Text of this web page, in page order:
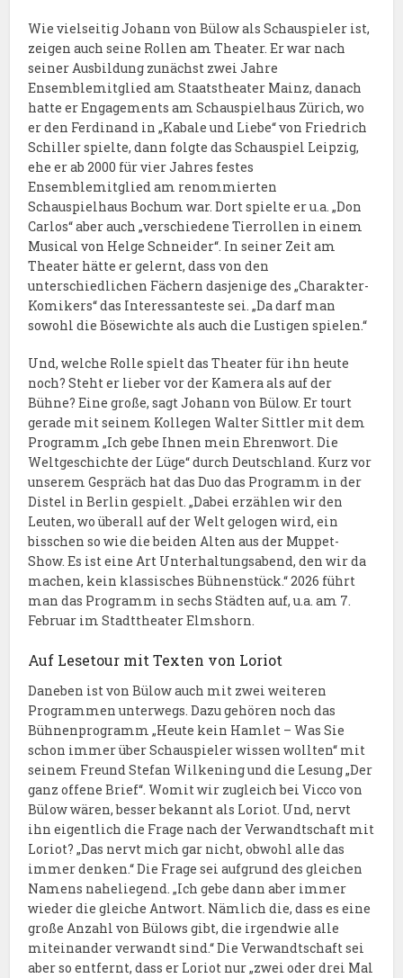
Wie vielseitig Johann von Bülow als Schauspieler ist,
zeigen auch seine Rollen am Theater. Er war nach
seiner Ausbildung zunächst zwei Jahre
Ensemblemitglied am Staatstheater Mainz, danach
hatte er Engagements am Schauspielhaus Zürich, wo
er den Ferdinand in „Kabale und Liebe“ von Friedrich
Schiller spielte, dann folgte das Schauspiel Leipzig,
ehe er ab 2000 für vier Jahres festes
Ensemblemitglied am renommierten
Schauspielhaus Bochum war. Dort spielte er u.a. „Don
Carlos“ aber auch „verschiedene Tierrollen in einem
Musical von Helge Schneider“. In seiner Zeit am
Theater hätte er gelernt, dass von den
unterschiedlichen Fächern dasjenige des „Charakter-
Komikers“ das Interessanteste sei. „Da darf man
sowohl die Bösewichte als auch die Lustigen spielen.“
Und, welche Rolle spielt das Theater für ihn heute
noch? Steht er lieber vor der Kamera als auf der
Bühne? Eine große, sagt Johann von Bülow. Er tourt
gerade mit seinem Kollegen Walter Sittler mit dem
Programm „Ich gebe Ihnen mein Ehrenwort. Die
Weltgeschichte der Lüge“ durch Deutschland. Kurz vor
unserem Gespräch hat das Duo das Programm in der
Distel in Berlin gespielt. „Dabei erzählen wir den
Leuten, wo überall auf der Welt gelogen wird, ein
bisschen so wie die beiden Alten aus der Muppet-
Show. Es ist eine Art Unterhaltungsabend, den wir da
machen, kein klassisches Bühnenstück.“ 2026 führt
man das Programm in sechs Städten auf, u.a. am 7.
Februar im Stadttheater Elmshorn.
Auf Lesetour mit Texten von Loriot
Daneben ist von Bülow auch mit zwei weiteren
Programmen unterwegs. Dazu gehören noch das
Bühnenprogramm „Heute kein Hamlet – Was Sie
schon immer über Schauspieler wissen wollten“ mit
seinem Freund Stefan Wilkening und die Lesung „Der
ganz offene Brief“. Womit wir zugleich bei Vicco von
Bülow wären, besser bekannt als Loriot. Und, nervt
ihn eigentlich die Frage nach der Verwandtschaft mit
Loriot? „Das nervt mich gar nicht, obwohl alle das
immer denken.“ Die Frage sei aufgrund des gleichen
Namens naheliegend. „Ich gebe dann aber immer
wieder die gleiche Antwort. Nämlich die, dass es eine
große Anzahl von Bülows gibt, die irgendwie alle
miteinander verwandt sind.“ Die Verwandtschaft sei
aber so entfernt, dass er Loriot nur „zwei oder drei Mal